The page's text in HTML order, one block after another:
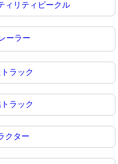
ィリティビークル
ーラー
ラック
ラック
クター